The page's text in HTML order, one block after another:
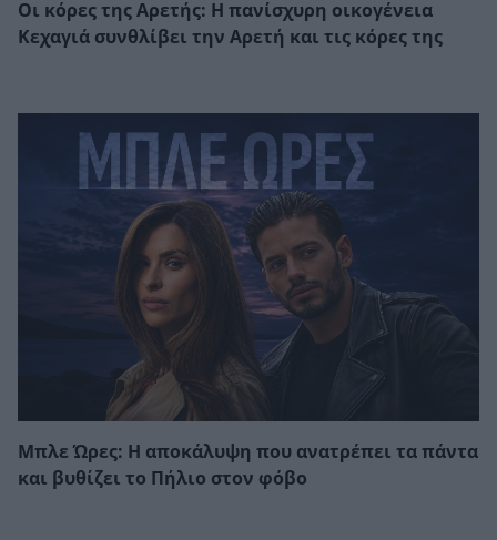
Οι κόρες της Αρετής: Η πανίσχυρη οικογένεια
Κεχαγιά συνθλίβει την Αρετή και τις κόρες της
Μπλε Ώρες: Η αποκάλυψη που ανατρέπει τα πάντα
και βυθίζει το Πήλιο στον φόβο